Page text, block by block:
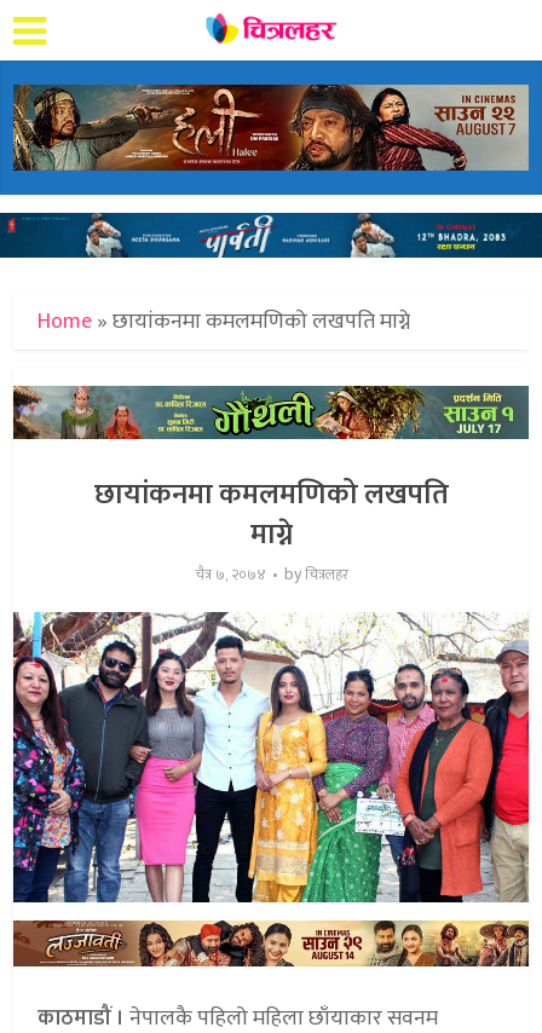
Home»छायांकनमा कमलमणिको लखपति माग्ने
छायांकनमा कमलमणिको लखपति
माग्ने
चैत्र ७, २०७४ byचित्रलहर
काठमाडौं । नेपालकै पहिलो महिला छाँयाकार सवनम